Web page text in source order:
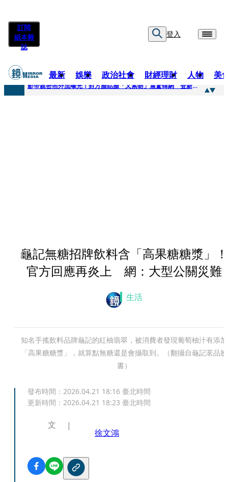
訂閱
紙本雜
誌
登入
最新 娛樂 政治社會 財經理財 人物 美
快訊
影帝親密照外流曝光！對方臉貼臉「又索吻」震驚韓網 登新聞熱搜第一
龜記無糖招牌飲料含「高果糖糖漿」！
官方回應再炎上 網：大型公關災難
生活
知名手搖飲料品牌龜記的紅柚翡翠，被消費者發現葡萄柚汁有添加
「高果糖糖漿」，就算點無糖還是會攝取到。（翻攝自龜記茗品臉
書）
發布時間： 2026.04.21 18:16 臺北時間
更新時間： 2026.04.21 18:23 臺北時間
文
徐文鴻